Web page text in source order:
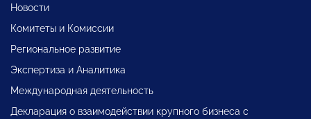
Новости
Комитеты и Комиссии
Региональное развитие
Экспертиза и Аналитика
Международная деятельность
Декларация о взаимодействии крупного бизнеса с